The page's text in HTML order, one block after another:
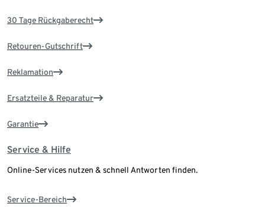
30 Tage Rückgaberecht
Retouren-Gutschrift
Reklamation
Ersatzteile & Reparatur
Garantie
Service & Hilfe
Online-Services nutzen & schnell Antworten finden.
Service-Bereich